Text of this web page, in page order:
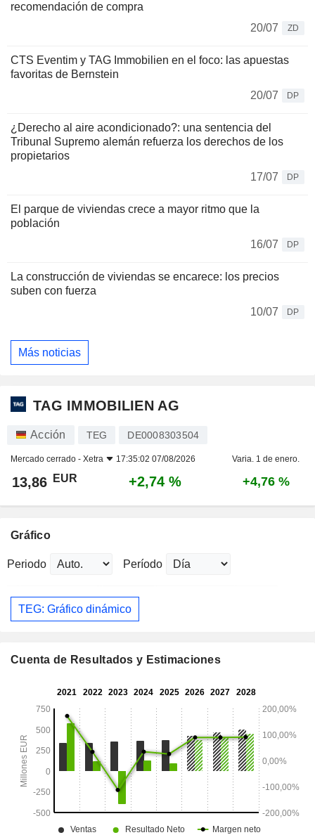
recomendación de compra
20/07
ZD
CTS Eventim y TAG Immobilien en el foco: las apuestas
favoritas de Bernstein
20/07
DP
¿Derecho al aire acondicionado?: una sentencia del
Tribunal Supremo alemán refuerza los derechos de los
propietarios
17/07
DP
El parque de viviendas crece a mayor ritmo que la
población
16/07
DP
La construcción de viviendas se encarece: los precios
suben con fuerza
10/07
DP
Más noticias
TAG IMMOBILIEN AG
Acción TEG DE0008303504
Mercado cerrado - Xetra 17:35:02 07/08/2026 Varia. 1 de enero.
13,86 EUR +2,74 % +4,76 %
Gráfico
Periodo Período
TEG: Gráfico dinámico
Cuenta de Resultados y Estimaciones